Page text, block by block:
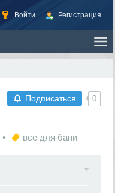
Войти Регистрация
Подписаться 0
все для бани